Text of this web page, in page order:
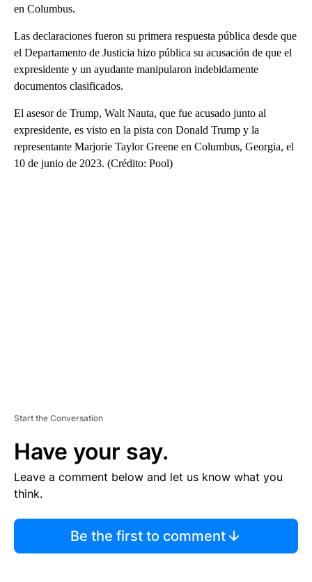
en Columbus.
Las declaraciones fueron su primera respuesta pública desde que
el Departamento de Justicia hizo pública su acusación de que el
expresidente y un ayudante manipularon indebidamente
documentos clasificados.
El asesor de Trump, Walt Nauta, que fue acusado junto al
expresidente, es visto en la pista con Donald Trump y la
representante Marjorie Taylor Greene en Columbus, Georgia, el
10 de junio de 2023. (Crédito: Pool)
Start the Conversation
Have your say.
Leave a comment below and let us know what you
think.
Be the first to comment